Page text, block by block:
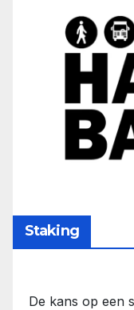
Staking
De kans op een